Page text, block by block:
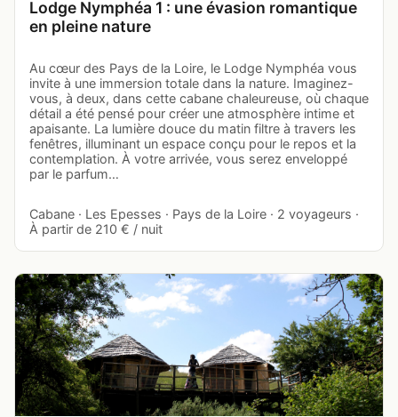
Lodge Nymphéa 1 : une évasion romantique
en pleine nature
Au cœur des Pays de la Loire, le Lodge Nymphéa vous
invite à une immersion totale dans la nature. Imaginez-
vous, à deux, dans cette cabane chaleureuse, où chaque
détail a été pensé pour créer une atmosphère intime et
apaisante. La lumière douce du matin filtre à travers les
fenêtres, illuminant un espace conçu pour le repos et la
contemplation. À votre arrivée, vous serez enveloppé
par le parfum…
Cabane · Les Epesses · Pays de la Loire · 2 voyageurs ·
À partir de 210 € / nuit